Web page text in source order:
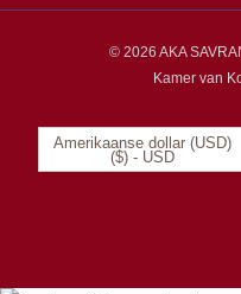
© 2026 AKA
Kamer van
Amerikaanse dollar (USD)
($) - USD